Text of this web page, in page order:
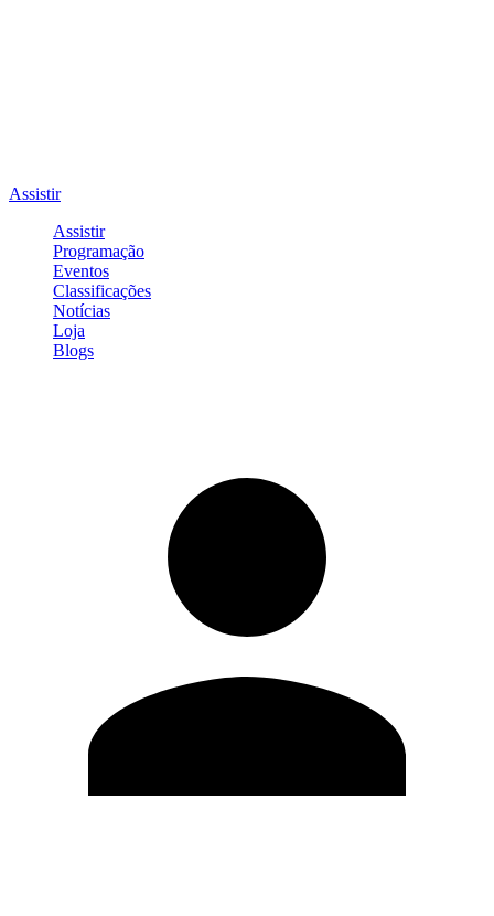
Assistir
Assistir
Programação
Eventos
Classificações
Notícias
Loja
Blogs